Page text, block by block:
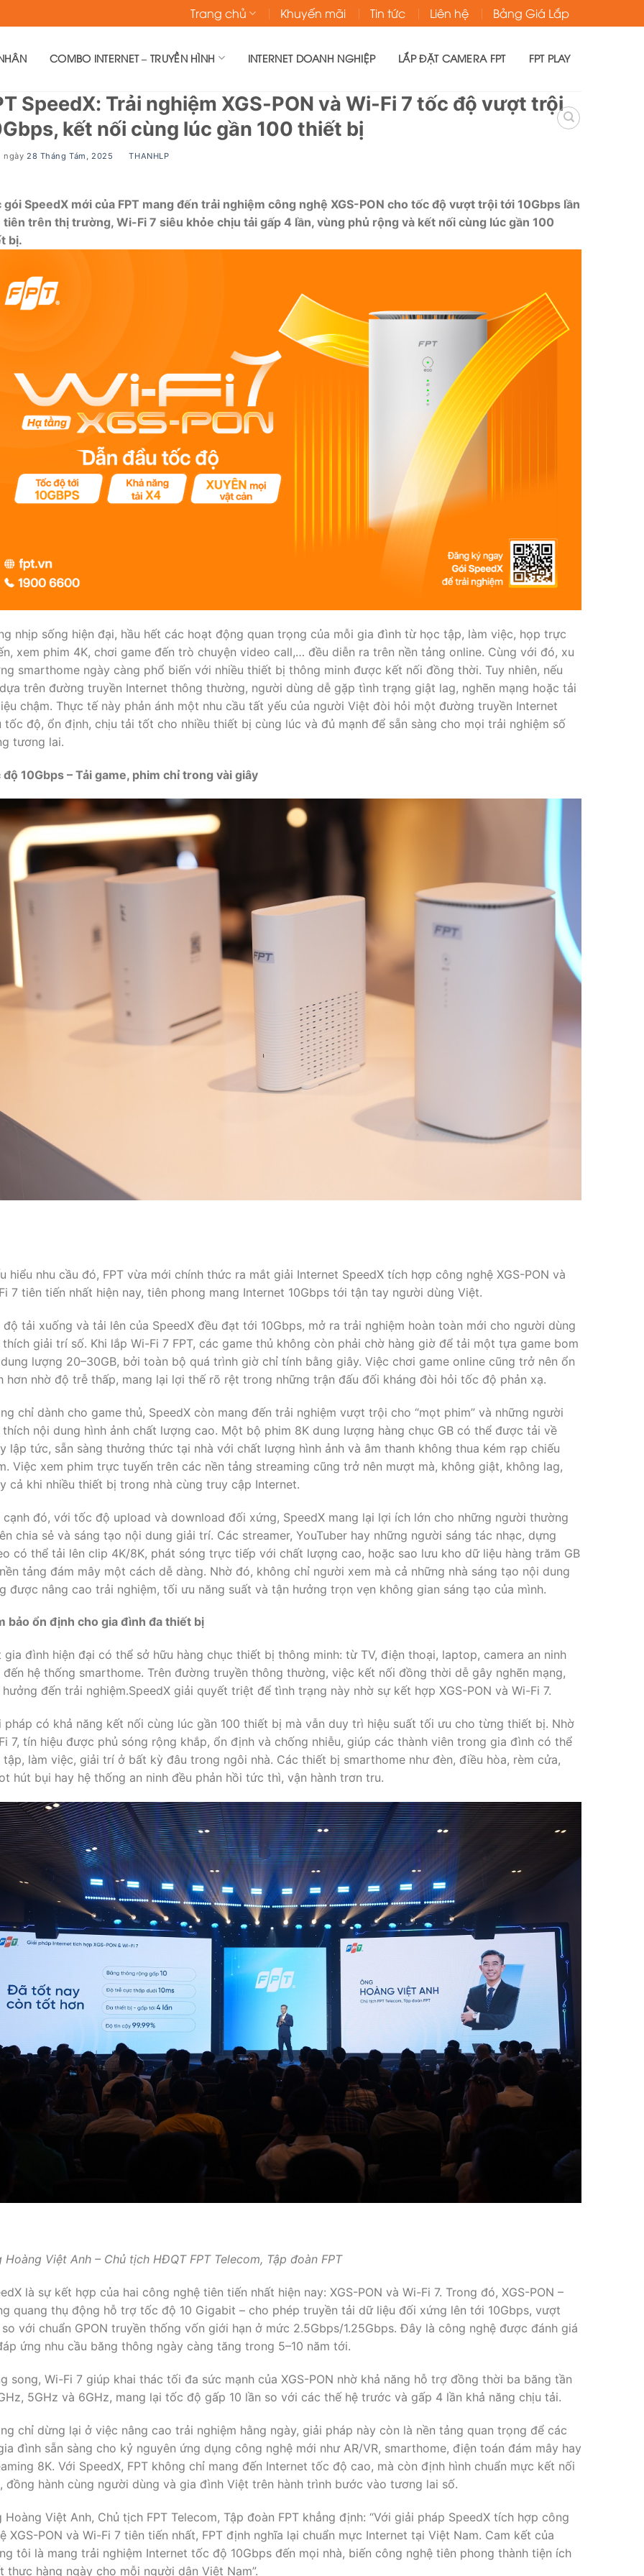
Trang chủ Khuyến mãi Tin tức Liên hệ Bảng Giá Lắp
COMBO INTERNET – TRUYỀN HÌNH INTERNET DOANH NGHIỆP LẮP ĐẶT CAMERA FPT FPT PLAY
SpeedX: Trải nghiệm XGS-PON và Wi-Fi 7 tốc độ vượt trội
kết nối cùng lúc gần 100 thiết bị
ngày 28 Tháng Tám, 2025 BYTHANHLP
gói SpeedX mới của FPT mang đến trải nghiệm công nghệ XGS-PON cho tốc độ vượt trội tới 10Gbps lần
tiên trên thị trường, Wi-Fi 7 siêu khỏe chịu tải gấp 4 lần, vùng phủ rộng và kết nối cùng lúc gần 100
bị.
nhịp sống hiện đại, hầu hết các hoạt động quan trọng của mỗi gia đình từ học tập, làm việc, họp trực
xem phim 4K, chơi game đến trò chuyện video call,… đều diễn ra trên nền tảng online. Cùng với đó, xu
smarthome ngày càng phổ biến với nhiều thiết bị thông minh được kết nối đồng thời. Tuy nhiên, nếu
trên đường truyền Internet thông thường, người dùng dễ gặp tình trạng giật lag, nghẽn mạng hoặc tải
chậm. Thực tế này phản ánh một nhu cầu tất yếu của người Việt đòi hỏi một đường truyền Internet
tốc độ, ổn định, chịu tải tốt cho nhiều thiết bị cùng lúc và đủ mạnh để sẵn sàng cho mọi trải nghiệm số
tương lai.
độ 10Gbps – Tải game, phim chỉ trong vài giây
hiểu nhu cầu đó, FPT vừa mới chính thức ra mắt giải Internet SpeedX tích hợp công nghệ XGS-PON và
7 tiên tiến nhất hiện nay, tiên phong mang Internet 10Gbps tới tận tay người dùng Việt.
độ tải xuống và tải lên của SpeedX đều đạt tới 10Gbps, mở ra trải nghiệm hoàn toàn mới cho người dùng
thích giải trí số. Khi lắp Wi-Fi 7 FPT, các game thủ không còn phải chờ hàng giờ để tải một tựa game bom
lượng 20–30GB, bởi toàn bộ quá trình giờ chỉ tính bằng giây. Việc chơi game online cũng trở nên ổn
hơn nhờ độ trễ thấp, mang lại lợi thế rõ rệt trong những trận đấu đối kháng đòi hỏi tốc độ phản xạ.
chỉ dành cho game thủ, SpeedX còn mang đến trải nghiệm vượt trội cho “mọt phim” và những người
thích nội dung hình ảnh chất lượng cao. Một bộ phim 8K dung lượng hàng chục GB có thể được tải về
lập tức, sẵn sàng thưởng thức tại nhà với chất lượng hình ảnh và âm thanh không thua kém rạp chiếu
Việc xem phim trực tuyến trên các nền tảng streaming cũng trở nên mượt mà, không giật, không lag,
cả khi nhiều thiết bị trong nhà cùng truy cập Internet.
cạnh đó, với tốc độ upload và download đối xứng, SpeedX mang lại lợi ích lớn cho những người thường
chia sẻ và sáng tạo nội dung giải trí. Các streamer, YouTuber hay những người sáng tác nhạc, dựng
có thể tải lên clip 4K/8K, phát sóng trực tiếp với chất lượng cao, hoặc sao lưu kho dữ liệu hàng trăm GB
tảng đám mây một cách dễ dàng. Nhờ đó, không chỉ người xem mà cả những nhà sáng tạo nội dung
được nâng cao trải nghiệm, tối ưu năng suất và tận hưởng trọn vẹn không gian sáng tạo của mình.
bảo ổn định cho gia đình đa thiết bị
gia đình hiện đại có thể sở hữu hàng chục thiết bị thông minh: từ TV, điện thoại, laptop, camera an ninh
đến hệ thống smarthome. Trên đường truyền thông thường, việc kết nối đồng thời dễ gây nghẽn mạng,
hưởng đến trải nghiệm.SpeedX giải quyết triệt để tình trạng này nhờ sự kết hợp XGS-PON và Wi-Fi 7.
pháp có khả năng kết nối cùng lúc gần 100 thiết bị mà vẫn duy trì hiệu suất tối ưu cho từng thiết bị. Nhờ
7, tín hiệu được phủ sóng rộng khắp, ổn định và chống nhiễu, giúp các thành viên trong gia đình có thể
tập, làm việc, giải trí ở bất kỳ đâu trong ngôi nhà. Các thiết bị smarthome như đèn, điều hòa, rèm cửa,
hút bụi hay hệ thống an ninh đều phản hồi tức thì, vận hành trơn tru.
Hoàng Việt Anh – Chủ tịch HĐQT FPT Telecom, Tập đoàn FPT
là sự kết hợp của hai công nghệ tiên tiến nhất hiện nay: XGS-PON và Wi-Fi 7. Trong đó, XGS-PON –
quang thụ động hỗ trợ tốc độ 10 Gigabit – cho phép truyền tải dữ liệu đối xứng lên tới 10Gbps, vượt
với chuẩn GPON truyền thống vốn giới hạn ở mức 2.5Gbps/1.25Gbps. Đây là công nghệ được đánh giá
ứng nhu cầu băng thông ngày càng tăng trong 5–10 năm tới.
song, Wi-Fi 7 giúp khai thác tối đa sức mạnh của XGS-PON nhờ khả năng hỗ trợ đồng thời ba băng tần
5GHz và 6GHz, mang lại tốc độ gấp 10 lần so với các thế hệ trước và gấp 4 lần khả năng chịu tải.
chỉ dừng lại ở việc nâng cao trải nghiệm hằng ngày, giải pháp này còn là nền tảng quan trọng để các
đình sẵn sàng cho kỷ nguyên ứng dụng công nghệ mới như AR/VR, smarthome, điện toán đám mây hay
8K. Với SpeedX, FPT không chỉ mang đến Internet tốc độ cao, mà còn định hình chuẩn mực kết nối
đồng hành cùng người dùng và gia đình Việt trên hành trình bước vào tương lai số.
Hoàng Việt Anh, Chủ tịch FPT Telecom, Tập đoàn FPT khẳng định: “Với giải pháp SpeedX tích hợp công
XGS-PON và Wi-Fi 7 tiên tiến nhất, FPT định nghĩa lại chuẩn mực Internet tại Việt Nam. Cam kết của
tôi là mang trải nghiệm Internet tốc độ 10Gbps đến mọi nhà, biến công nghệ tiên phong thành tiện ích
thực hàng ngày cho mỗi người dân Việt Nam”.